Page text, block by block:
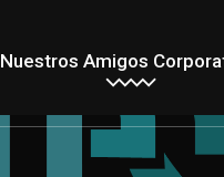
Nuestros Amigos